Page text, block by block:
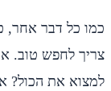
כמו כל דבר אחר,
צריך לחפש טוב.
למצוא את הכול?